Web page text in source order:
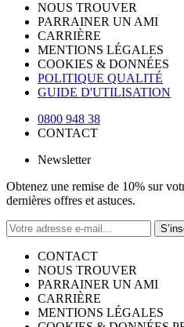
NOUS TROUVER
PARRAINER UN AMI
CARRIÈRE
MENTIONS LÉGALES
COOKIES & DONNÉES
POLITIQUE QUALITÉ
GUIDE D'UTILISATION
0800 948 38
CONTACT
Newsletter
Obtenez une remise de 10% sur
dernières offres et astuces.
CONTACT
NOUS TROUVER
PARRAINER UN AMI
CARRIÈRE
MENTIONS LÉGALES